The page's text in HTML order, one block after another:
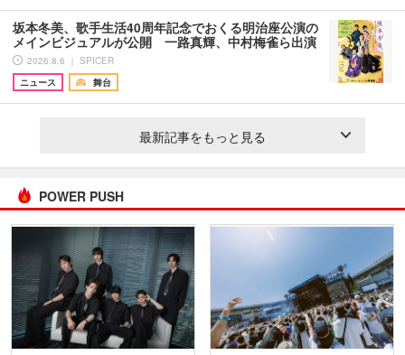
坂本冬美、歌手生活40周年記念でおくる明治座公演の
メインビジュアルが公開 一路真輝、中村梅雀ら出演
2026.8.6 ｜ SPICER
ニュース
舞台
最新記事をもっと見る
POWER PUSH